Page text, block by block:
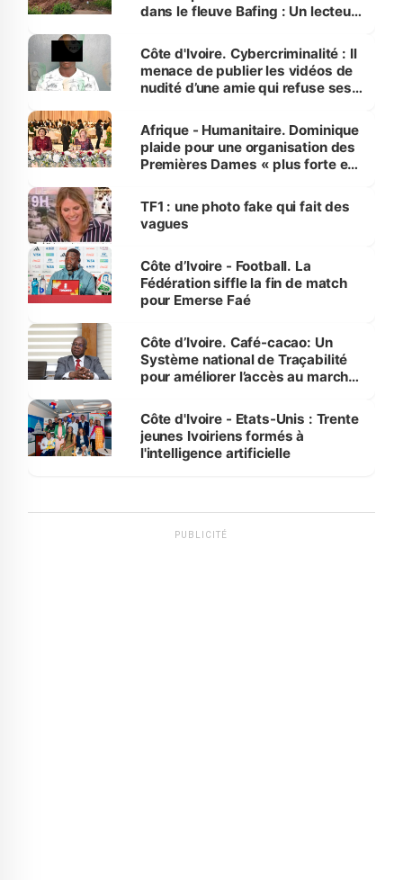
dans le fleuve Bafing : Un lecteur
des Transports
Côte d'Ivoire. Cybercriminalité : Il
menace de publier les vidéos de
nudité d’une amie qui refuse ses
Afrique - Humanitaire. Dominique
plaide pour une organisation des
Premières Dames « plus forte et
sur la scène internationale »
TF1 : une photo fake qui fait des
vagues
Côte d’Ivoire - Football. La
Fédération siffle la fin de match
pour Emerse Faé
Côte d’Ivoire. Café-cacao: Un
Système national de Traçabilité
pour améliorer l’accès au marché
Côte d'Ivoire - Etats-Unis : Trente
jeunes Ivoiriens formés à
l'intelligence artificielle
PUBLICITÉ